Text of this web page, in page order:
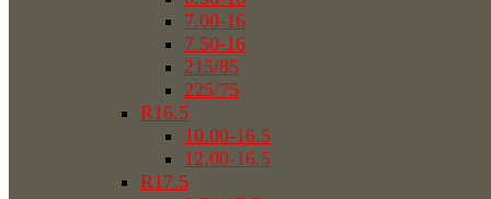
7.00-16
7.50-16
215/85
225/75
R16.5
10.00-16.5
12.00-16.5
R17.5